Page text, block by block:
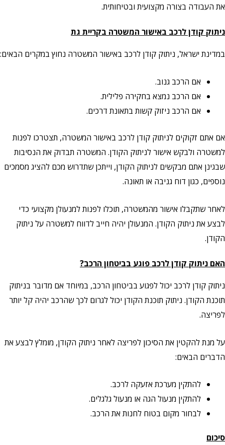
את העבודה בצורה מקצועית ובטיחותית.
ניתוק קודן לרכב באישור המשטרה בקריית גת
במדינת ישראל, ניתוק קודן לרכב באישור המשטרה נחוץ במקרים הבאים:
אם הרכב גנוב.
אם הרכב נמצא בחקירה פלילית.
אם הרכב ניזוק קשות בתאונת דרכים.
אם אתם זקוקים לניתוק קודן לרכב באישור המשטרה, תצטרכו לפנות
למשטרה ולבקש אישור לניתוק הקודן. המשטרה תבדוק את הנסיבות
שבגינן אתם מבקשים לניתוק הקודן, וייתכן שתדרוש מכם להציג מסמכים
נוספים, כגון דוח גניבה או תאונה.
לאחר שתקבלו אישור מהמשטרה, תוכלו לפנות למנעולן מקצועי כדי
לבצע את ניתוק הקודן. המנעולן יהיה חייב לדווח למשטרה על ניתוק
הקודן.
האם ניתוק קודן לרכב פוגע בביטחון הרכב?
ניתוק קודן לרכב יכול לפגוע בביטחון הרכב, במיוחד אם מדובר בניתוק
תוכנת הקודן. ניתוק תוכנת הקודן יכול לגרום לכך שהרכב יהיה קל יותר
לפריצה.
על מנת להקטין את הסיכון לפריצה לאחר ניתוק הקודן, מומלץ לבצע את
הדברים הבאים:
להתקין מערכת אזעקה לרכב.
להתקין מנעול הגה או מנעול גלגלים.
לבחור מקום בטוח לחנות את הרכב.
סיכום